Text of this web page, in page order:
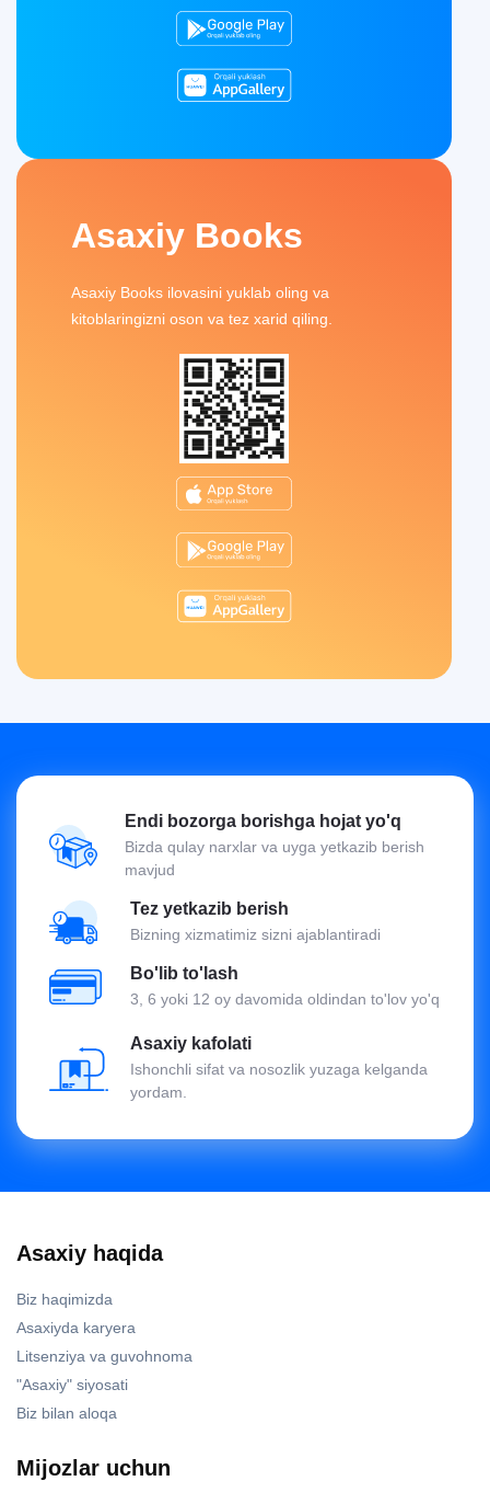
Asaxiy Books
Asaxiy Books ilovasini yuklab oling va
kitoblaringizni oson va tez xarid qiling.
Endi bozorga borishga hojat yo'q
Bizda qulay narxlar va uyga yetkazib berish
mavjud
Tez yetkazib berish
Bizning xizmatimiz sizni ajablantiradi
Bo'lib to'lash
3, 6 yoki 12 oy davomida oldindan to'lov yo'q
Asaxiy kafolati
Ishonchli sifat va nosozlik yuzaga kelganda
yordam.
Asaxiy haqida
Biz haqimizda
Asaxiyda karyera
Litsenziya va guvohnoma
"Asaxiy" siyosati
Biz bilan aloqa
Mijozlar uchun